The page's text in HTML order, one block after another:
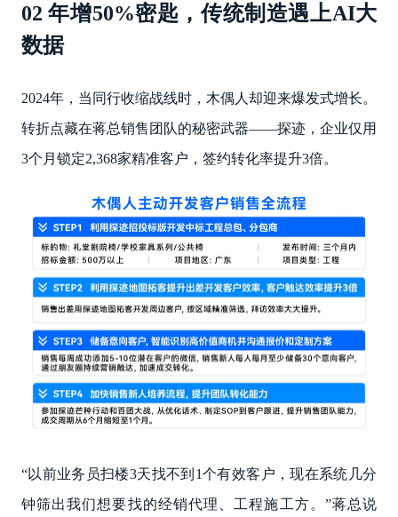
02 年增50%密匙，传统制造遇上AI大
数据
2024年，当同行收缩战线时，木偶人却迎来爆发式增长。
转折点藏在蒋总销售团队的秘密武器——探迹，企业仅用
3个月锁定2,368家精准客户，签约转化率提升3倍。
“以前业务员扫楼3天找不到1个有效客户，现在系统几分
钟筛出我们想要找的经销代理、工程施工方。”蒋总说